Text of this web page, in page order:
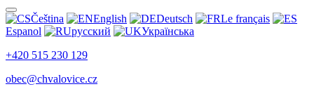
Čeština English Deutsch
Le français
Espanol
русский
Українська
+420 515 230 129
obec@chvalovice.cz